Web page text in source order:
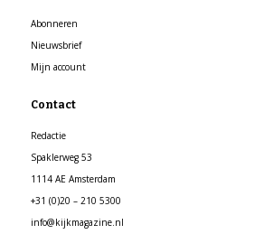
Abonneren
Nieuwsbrief
Mijn account
Contact
Redactie
Spaklerweg 53
1114 AE Amsterdam
+31 (0)20 – 210 5300
info@kijkmagazine.nl